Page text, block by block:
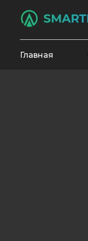
Главная